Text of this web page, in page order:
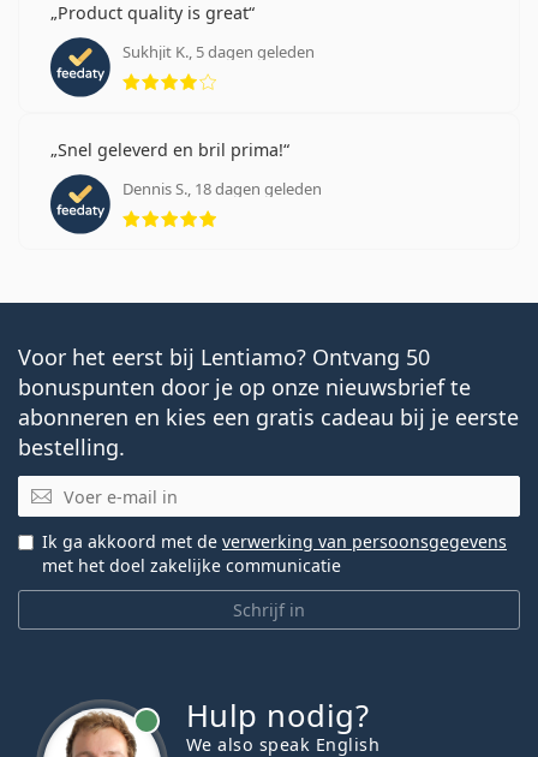
Product quality is great
Sukhjit K., 5 dagen geleden
Beoordeling 4 van 5
Snel geleverd en bril prima!
Dennis S., 18 dagen geleden
Beoordeling 5 van 5
Voor het eerst bij Lentiamo? Ontvang 50
bonuspunten door je op onze nieuwsbrief te
abonneren en kies een gratis cadeau bij je eerste
bestelling.
E-mail
Schrijf in
Ik ga akkoord met de verwerking van persoonsgegevens
met het doel zakelijke communicatie
Hulp nodig?
We also speak English